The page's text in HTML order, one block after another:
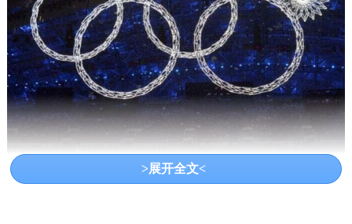
奥运会在夏季，冬奥会在冬季。冬季奥运会每隔4年举
>展开全文<